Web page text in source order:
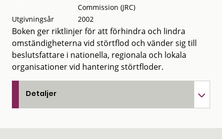
Commission (JRC)
Utgivningsår
2002
Boken ger riktlinjer för att förhindra och lindra
omständigheterna vid störtflod och vänder sig till
beslutsfattare i nationella, regionala och lokala
organisationer vid hantering störtfloder.
Detaljer